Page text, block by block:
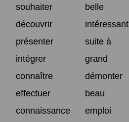
souhaiter
belle
découvrir
intéressant
présenter
suite à
intégrer
grand
connaître
démonter
effectuer
beau
connaissance
emploi